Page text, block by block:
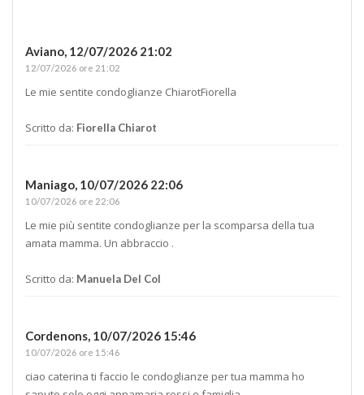
Aviano, 12/07/2026 21:02
12/07/2026 ore 21:02
Le mie sentite condoglianze ChiarotFiorella
Scritto da: Fiorella Chiarot
Maniago, 10/07/2026 22:06
10/07/2026 ore 22:06
Le mie più sentite condoglianze per la scomparsa della tua
amata mamma. Un abbraccio .
Scritto da: Manuela Del Col
Cordenons, 10/07/2026 15:46
10/07/2026 ore 15:46
ciao caterina ti faccio le condoglianze per tua mamma ho